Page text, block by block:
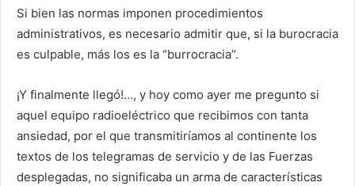
Si bien las normas imponen procedimientos
administrativos, es necesario admitir que, si la burocracia
es culpable, más los es la “burrocracia”.
¡Y finalmente llegó!…, y hoy como ayer me pregunto si
aquel equipo radioeléctrico que recibimos con tanta
ansiedad, por el que transmitiríamos al continente los
textos de los telegramas de servicio y de las Fuerzas
desplegadas, no significaba un arma de características